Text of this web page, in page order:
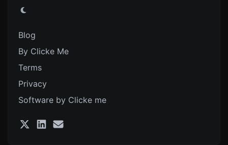
Blog
By Clicke Me
Terms
Privacy
Software by Clicke me